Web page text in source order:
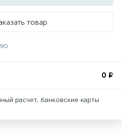
товар
0 ₽
расчет, банковские карты